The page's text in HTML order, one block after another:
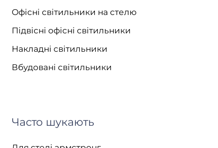
Офісні світильники на стелю
Підвісні офісні світильники
Накладні світильники
Вбудовані світильники
Часто шукають